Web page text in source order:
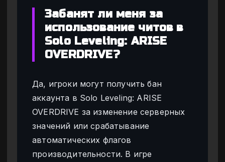
Забанят ли меня за
использование читов в
Solo Leveling: ARISE
OVERDRIVE?
Да, игроки могут получить бан
аккаунта в Solo Leveling: ARISE
OVERDRIVE за изменение серверных
значений или срабатывание
автоматических флагов
производительности. В игре